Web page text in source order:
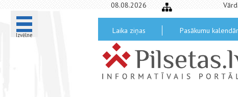
Izvēlne
08.08.2026
Laika ziņas Pasākumu